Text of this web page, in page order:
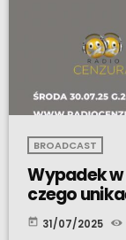
BROADCAST
Wypadek w
czego
today 31/07/2025